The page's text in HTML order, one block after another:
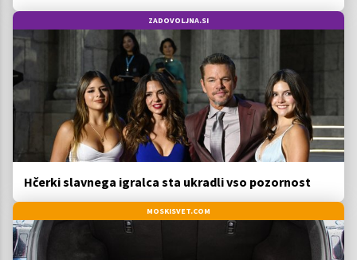
ZADOVOLJNA.SI
Hčerki slavnega igralca sta ukradli vso pozornost
MOSKISVET.COM